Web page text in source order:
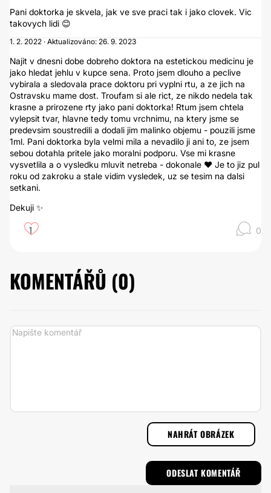
Pani doktorka je skvela, jak ve sve praci tak i jako clovek. Vic
takovych lidi 😊
1. 2. 2022 · Aktualizováno: 26. 9. 2023
Najit v dnesni dobe dobreho doktora na estetickou medicinu je
jako hledat jehlu v kupce sena. Proto jsem dlouho a peclive
vybirala a sledovala prace doktoru pri vyplni rtu, a ze jich na
Ostravsku mame dost. Troufam si ale rict, ze nikdo nedela tak
krasne a prirozene rty jako pani doktorka! Rtum jsem chtela
vylepsit tvar, hlavne tedy tomu vrchnimu, na ktery jsme se
predevsim soustredili a dodali jim malinko objemu - pouzili jsme
1ml. Pani doktorka byla velmi mila a nevadilo ji ani to, ze jsem
sebou dotahla pritele jako moralni podporu. Vse mi krasne
vysvetlila a o vysledku mluvit netreba - dokonale ❤️ Je to jiz pul
roku od zakroku a stale vidim vysledek, uz se tesim na dalsi
setkani.
Dekuji ✨
1 0
KOMENTÁŘŮ (0)
NAHRÁT OBRÁZEK